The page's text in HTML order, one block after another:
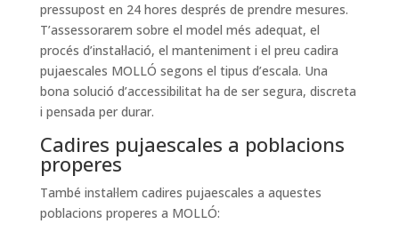
pressupost en 24 hores després de prendre mesures.
T’assessorarem sobre el model més adequat, el
procés d’instal·lació, el manteniment i el preu cadira
pujaescales MOLLÓ segons el tipus d’escala. Una
bona solució d’accessibilitat ha de ser segura, discreta
i pensada per durar.
Cadires pujaescales a poblacions
properes
També instal·lem cadires pujaescales a aquestes
poblacions properes a MOLLÓ: